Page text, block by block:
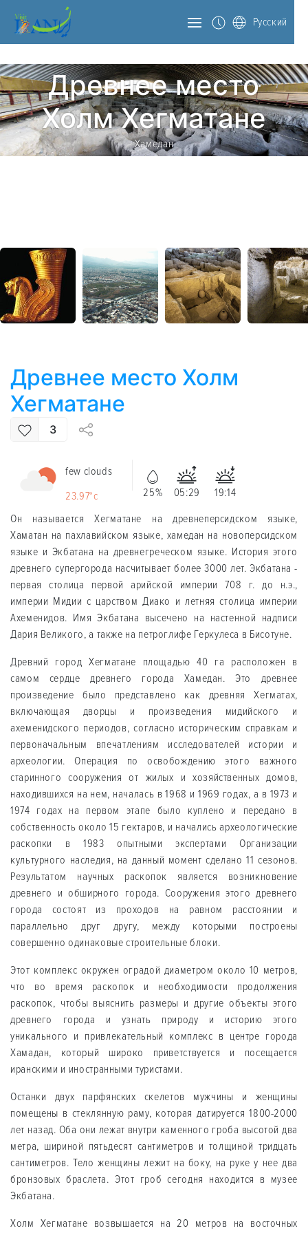
Русский
Древнее место
Холм Хегматане
Хамедан
Древнее место Холм
Хегматане
3
few clouds
23.97°c
25% 05:29
19:14
Он называется Хегматане на древнеперсидском языке,
Хаматан на пахлавийском языке, хамедан на новоперсидском
языке и Экбатана на древнегреческом языке. История этого
древнего супергорода насчитывает более 3000 лет. Экбатана -
первая столица первой арийской империи 708 г. до н.э.,
империи Мидии с царством Диако и летняя столица империи
Ахеменидов. Имя Экбатана высечено на настенной надписи
Дария Великого, а также на петроглифе Геркулеса в Бисотуне.
Древний город Хегматане площадью 40 га расположен в
самом сердце древнего города Хамедан. Это древнее
произведение было представлено как древняя Хегматах,
включающая дворцы и произведения мидийского и
ахеменидского периодов, согласно историческим справкам и
первоначальным впечатлениям исследователей истории и
археологии. Операция по освобождению этого важного
старинного сооружения от жилых и хозяйственных домов,
находившихся на нем, началась в 1968 и 1969 годах, а в 1973 и
1974 годах на первом этапе было куплено и передано в
собственность около 15 гектаров, и начались археологические
раскопки в 1983 опытными экспертами Организации
культурного наследия, на данный момент сделано 11 сезонов.
Результатом научных раскопок является возникновение
древнего и обширного города. Сооружения этого древнего
города состоят из проходов на равном расстоянии и
параллельно друг другу, между которыми построены
совершенно одинаковые строительные блоки.
Этот комплекс окружен оградой диаметром около 10 метров,
что во время раскопок и необходимости продолжения
раскопок, чтобы выяснить размеры и другие объекты этого
древнего города и узнать природу и историю этого
уникального и привлекательный комплекс в центре города
Хамадан, который широко приветствуется и посещается
иранскими и иностранными туристами.
Останки двух парфянских скелетов мужчины и женщины
помещены в стеклянную раму, которая датируется 1800-2000
лет назад. Оба они лежат внутри каменного гроба высотой два
метра, шириной пятьдесят сантиметров и толщиной тридцать
сантиметров. Тело женщины лежит на боку, на руке у нее два
бронзовых браслета. Этот гроб сегодня находится в музее
Экбатана.
Холм Хегматане возвышается на 20 метров на восточных